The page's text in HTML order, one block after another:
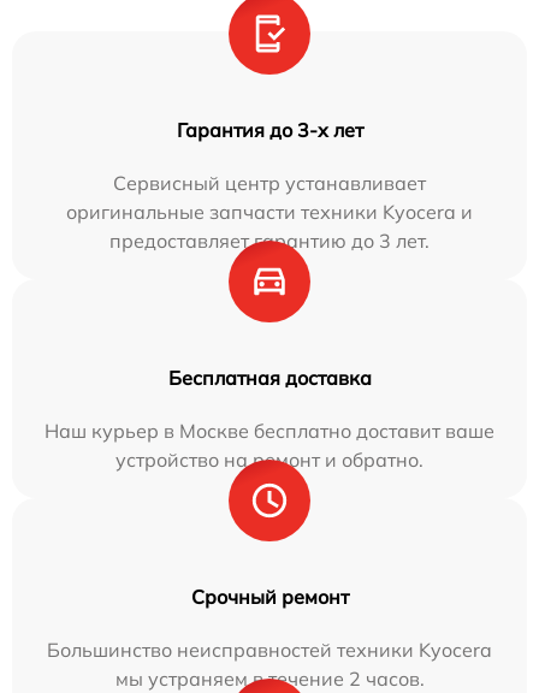
Гарантия до 3-х лет
Сервисный центр устанавливает
оригинальные запчасти техники Kyocera и
предоставляет гарантию до 3 лет.
Бесплатная доставка
Наш курьер в Москве бесплатно доставит ваше
устройство на ремонт и обратно.
Срочный ремонт
Большинство неисправностей техники Kyocera
мы устраняем в течение 2 часов.